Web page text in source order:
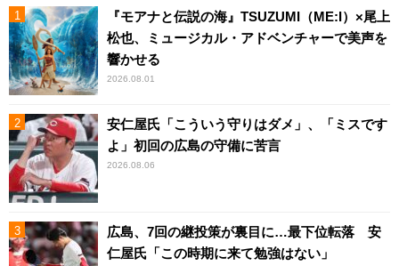
『モアナと伝説の海』TSUZUMI（ME:I）×尾上
松也、ミュージカル・アドベンチャーで美声を
響かせる
2026.08.01
安仁屋氏「こういう守りはダメ」、「ミスです
よ」初回の広島の守備に苦言
2026.08.06
広島、7回の継投策が裏目に…最下位転落 安
仁屋氏「この時期に来て勉強はない」